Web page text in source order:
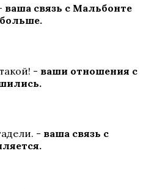
ваша связь с Мальбонте
- ваши отношения с
- ваша связь с